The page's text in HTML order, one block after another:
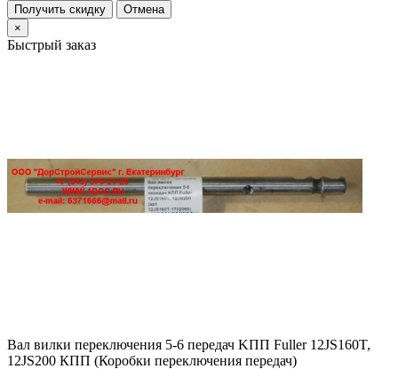
Получить скидку
Отмена
×
Быстрый заказ
Вал вилки переключения 5-6 передач KПП Fuller 12JS160T,
12JS200 КПП (Коробки переключения передач)